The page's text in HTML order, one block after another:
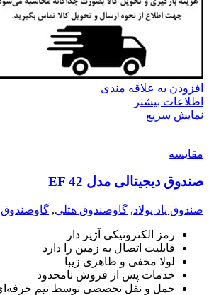
افزودن به علاقه مندی
اطلاعات بیشتر
نمایش سریع
مقايسه
صندوق دیجیتالی مدل EF 42
صندوق پاد پولاد, گاوصندوق هتلی,
رمز الکترونیکی آژیر دار
قابلیت اتصال به زمین را دارد
لولا مخفی و ظاهری زیبا
خدمات پس از فروش نامحدود
حمل و نقل تخصصی توسط تیم